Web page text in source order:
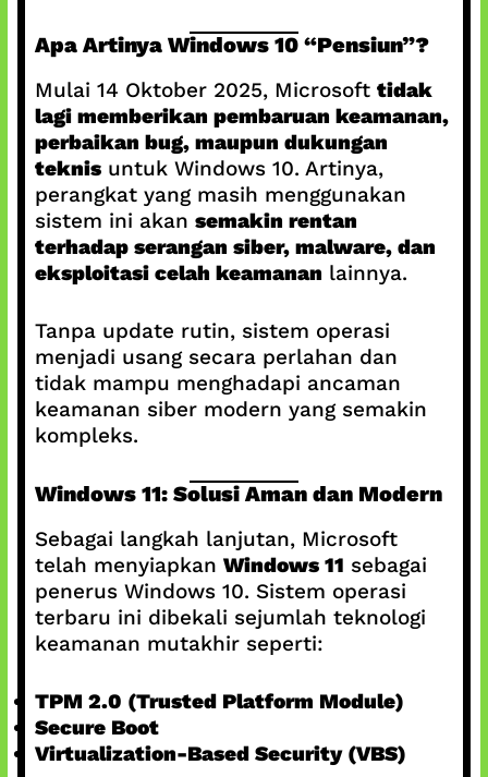
Apa Artinya Windows 10 “Pensiun”?
Mulai 14 Oktober 2025, Microsoft tidak
lagi memberikan pembaruan keamanan,
perbaikan bug, maupun dukungan
teknisuntuk Windows 10. Artinya,
perangkat yang masih menggunakan
sistem ini akan semakin rentan
terhadap serangan siber, malware, dan
eksploitasi celah keamanan lainnya.
Tanpa update rutin, sistem operasi
menjadi usang secara perlahan dan
tidak mampu menghadapi ancaman
keamanan siber modern yang semakin
kompleks.
Windows 11: Solusi Aman dan Modern
Sebagai langkah lanjutan, Microsoft
telah menyiapkan Windows 11 sebagai
penerus Windows 10. Sistem operasi
terbaru ini dibekali sejumlah teknologi
keamanan mutakhir seperti:
TPM 2.0 (Trusted Platform Module)
Secure Boot
Virtualization-Based Security (VBS)